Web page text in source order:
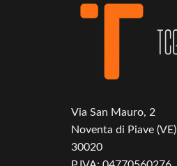
Via San Mauro, 2
Noventa di Piave (VE)
30020